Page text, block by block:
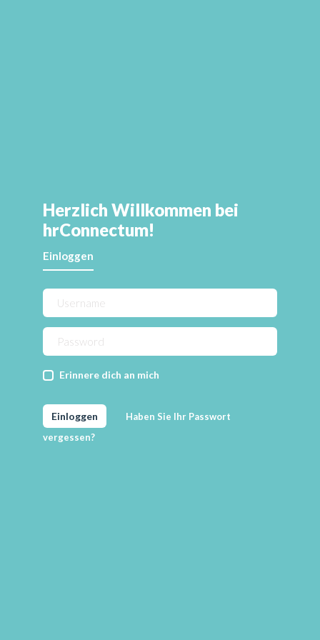
Herzlich Willkommen bei
hrConnectum!
Einloggen
Erinnere dich an mich
Einloggen
Haben Sie Ihr Passwort
vergessen?